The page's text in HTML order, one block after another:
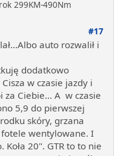
299KM-490Nm
#17
auto rozwalił i
dodatkowo
w czasie jazdy i
za Ciebie... A w czasie
5,9 do pierwszej
skóry, grzana
wentylowane. I
20". GTR to to nie